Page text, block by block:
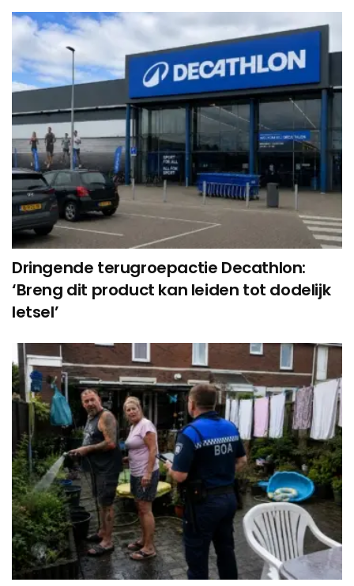
Dringende terugroepactie Decathlon:
‘Breng dit product kan leiden tot dodelijk
letsel’